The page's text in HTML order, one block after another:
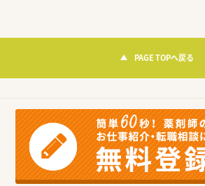
PAGE TOPへ戻る